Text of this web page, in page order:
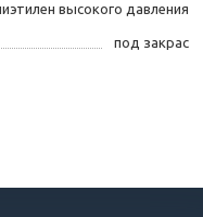
высокого давления
под закрас